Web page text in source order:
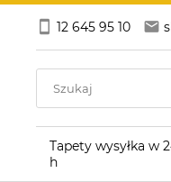
12 645 95 10
Tapety wysyłka w
h